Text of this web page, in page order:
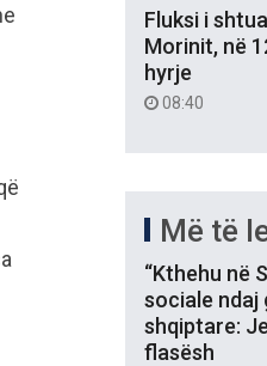
Fluksi i
Morinit, në
hyrje
08:40
Më të
“Kthehu në
sociale ndaj
shqiptare:
flasësh